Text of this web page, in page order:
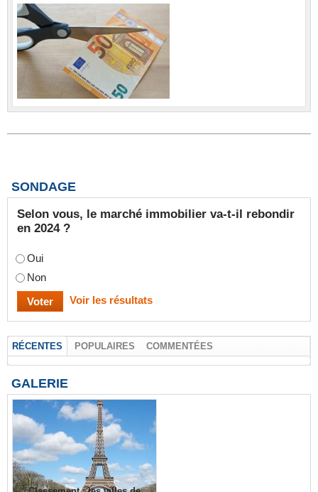
SONDAGE
Selon vous, le marché immobilier va-t-il rebondir
en 2024 ?
Oui
Non
Voir les résultats
RÉCENTES POPULAIRES COMMENTÉES
GALERIE